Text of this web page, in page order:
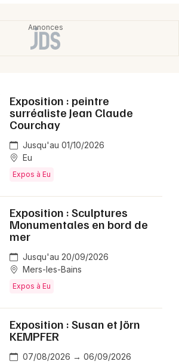
Exposition : peintre
surréaliste Jean Claude
Courchay
Jusqu'au 01/10/2026
Eu
Expos à Eu
Exposition : Sculptures
Monumentales en bord de
mer
Jusqu'au 20/09/2026
Mers-les-Bains
Expos à Eu
Exposition : Susan et Jörn
KEMPFER
07/08/2026 → 06/09/2026